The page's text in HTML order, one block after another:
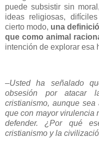
puede subsistir sin
ideas religiosas,
cierto modo, una
que como animal
intención de explorar esa
–Usted ha señalado
obsesión por atacar
cristianismo, aunque
que con mayor virulencia
defender. ¿Por qué
cristianismo y la